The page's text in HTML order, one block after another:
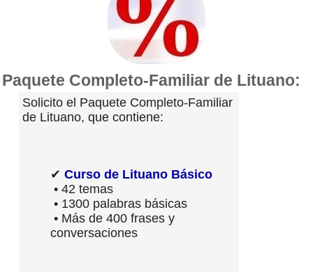
Paquete Completo-Familiar de Lituano:
Solicito el Paquete Completo-Familiar
de Lituano, que contiene:
✔ Curso de Lituano Básico
• 42 temas
• 1300 palabras básicas
• Más de 400 frases y
conversaciones